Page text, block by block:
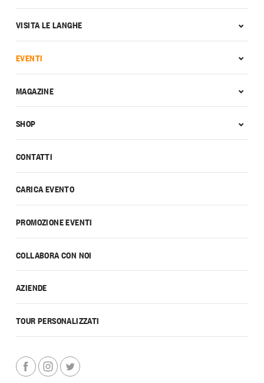
CONTATTI
CARICA EVENTO
PROMOZIONE EVENTI
COLLABORA CON NOI
AZIENDE
TOUR PERSONALIZZATI
VISITA LE LANGHE
EVENTI
MAGAZINE
SHOP